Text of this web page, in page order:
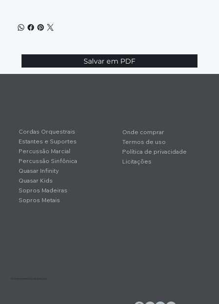
Salvar em PDF
Visite nossas lojas virtuais
Onde comprar
Termos de uso
Política de privacidade
Licitações
Cordas Orquestrais
Estantes e Suportes
Percussão Marcial
Percussão Sinfônica
Quasar Infinity
Quasar Kids
Sopros Madeiras
Sopros Metais